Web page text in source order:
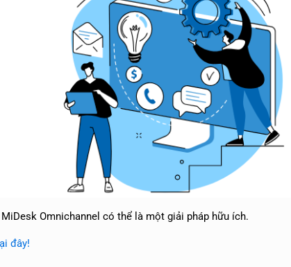
Omnichannel có thể là một giải pháp hữu ích.
đây!